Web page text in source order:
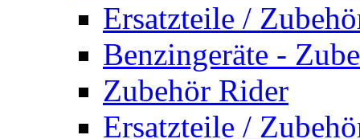
Ersatzteile /
Benzingeräte -
Zubehör Rider
Ersatzteile /